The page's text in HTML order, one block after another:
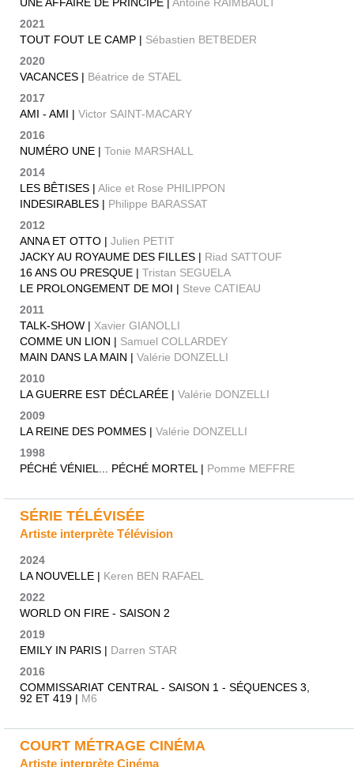
2021
TOUT FOUT LE CAMP | Sébastien BETBEDER
2020
VACANCES | Béatrice de STAEL
2017
AMI - AMI | Victor SAINT-MACARY
2016
NUMÉRO UNE | Tonie MARSHALL
2014
LES BÊTISES | Alice et Rose PHILIPPON
INDESIRABLES | Philippe BARASSAT
2012
ANNA ET OTTO | Julien PETIT
JACKY AU ROYAUME DES FILLES | Riad SATTOUF
16 ANS OU PRESQUE | Tristan SEGUELA
LE PROLONGEMENT DE MOI | Steve CATIEAU
2011
TALK-SHOW | Xavier GIANOLLI
COMME UN LION | Samuel COLLARDEY
MAIN DANS LA MAIN | Valérie DONZELLI
2010
LA GUERRE EST DÉCLARÉE | Valérie DONZELLI
2009
LA REINE DES POMMES | Valérie DONZELLI
1998
PÉCHÉ VÉNIEL... PÉCHÉ MORTEL | Pomme MEFFRE
SÉRIE TÉLÉVISÉE
Artiste interprète Télévision
2024
LA NOUVELLE | Keren BEN RAFAEL
2022
WORLD ON FIRE - SAISON 2
2019
EMILY IN PARIS | Darren STAR
2016
COMMISSARIAT CENTRAL - SAISON 1 - SÉQUENCES 3,
92 ET 419 | M6
COURT MÉTRAGE CINÉMA
Artiste interprète Cinéma